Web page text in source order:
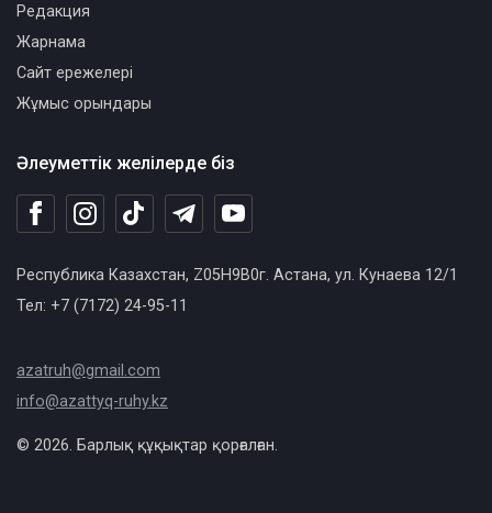
Әлеуметтік желілерде біз
Республика Казахстан, Z05H9B0г. Астана, ул. Кунаева 12/1
Тел: +7 (7172) 24-95-11
azatruh@gmail.com
info@azattyq-ruhy.kz
Редакция
Жарнама
Сайт ережелері
Жұмыс орындары
© 2026. Барлық құқықтар қорғалған.